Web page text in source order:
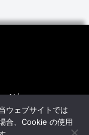
AI占い
バシーポリシー
ウェブサイトでは
合、Cookie の使用